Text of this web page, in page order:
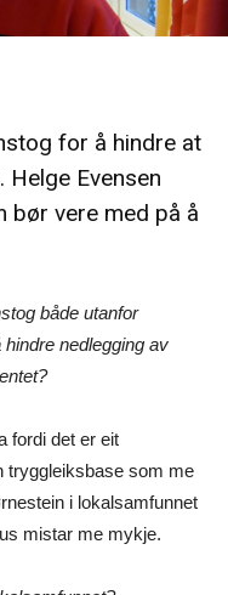
for å hindre at
Helge Evensen
bør vere med på å
både utanfor
nedlegging av
fordi det er eit
tryggleiksbase som me
i lokalsamfunnet
mistar me mykje.